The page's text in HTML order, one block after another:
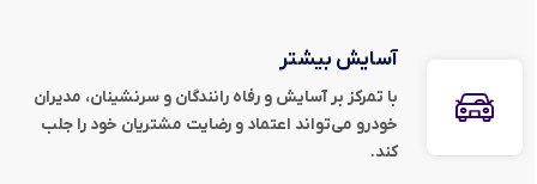
آسایش بیشتر
با تمرکز بر آسایش و رفاه رانندگان و سرنشینان، مدیران
خودرو می‌تواند اعتماد و رضایت مشتریان خود را جلب
کند.